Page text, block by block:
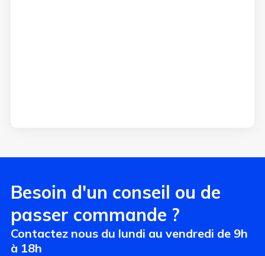
Besoin d'un conseil ou de
passer commande ?
Contactez nous du lundi au vendredi de 9h
à 18h